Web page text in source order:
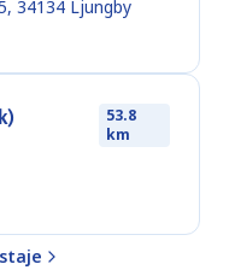
34134 Ljungby
53.8
km